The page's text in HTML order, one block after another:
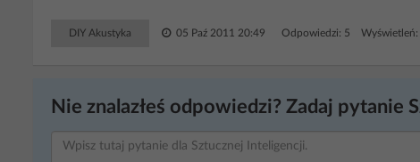
DIY Akustyka 05 Paź 2011 20:49 Odpowiedzi: 5 Wyświetleń:
Nie znalazłeś odpowiedzi? Zadaj pytanie